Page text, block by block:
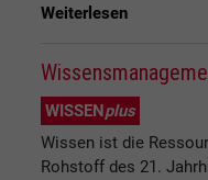
Weiterlesen
WISSEN plus
Wissen ist die
Rohstoff des 21.